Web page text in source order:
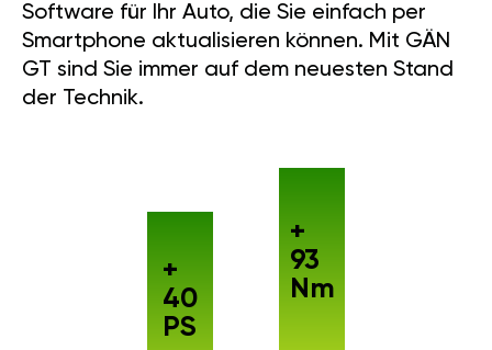
Software für Ihr Auto, die Sie einfach per
Smartphone aktualisieren können. Mit GÄN
GT sind Sie immer auf dem neuesten Stand
der Technik.
+
40
PS
+
93
Nm